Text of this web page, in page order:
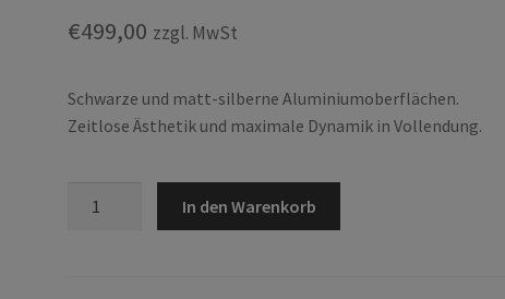
€499,00 zzgl. MwSt
Schwarze und matt-silberne Aluminiumoberflächen.
Zeitlose Ästhetik und maximale Dynamik in Vollendung.
In den Warenkorb